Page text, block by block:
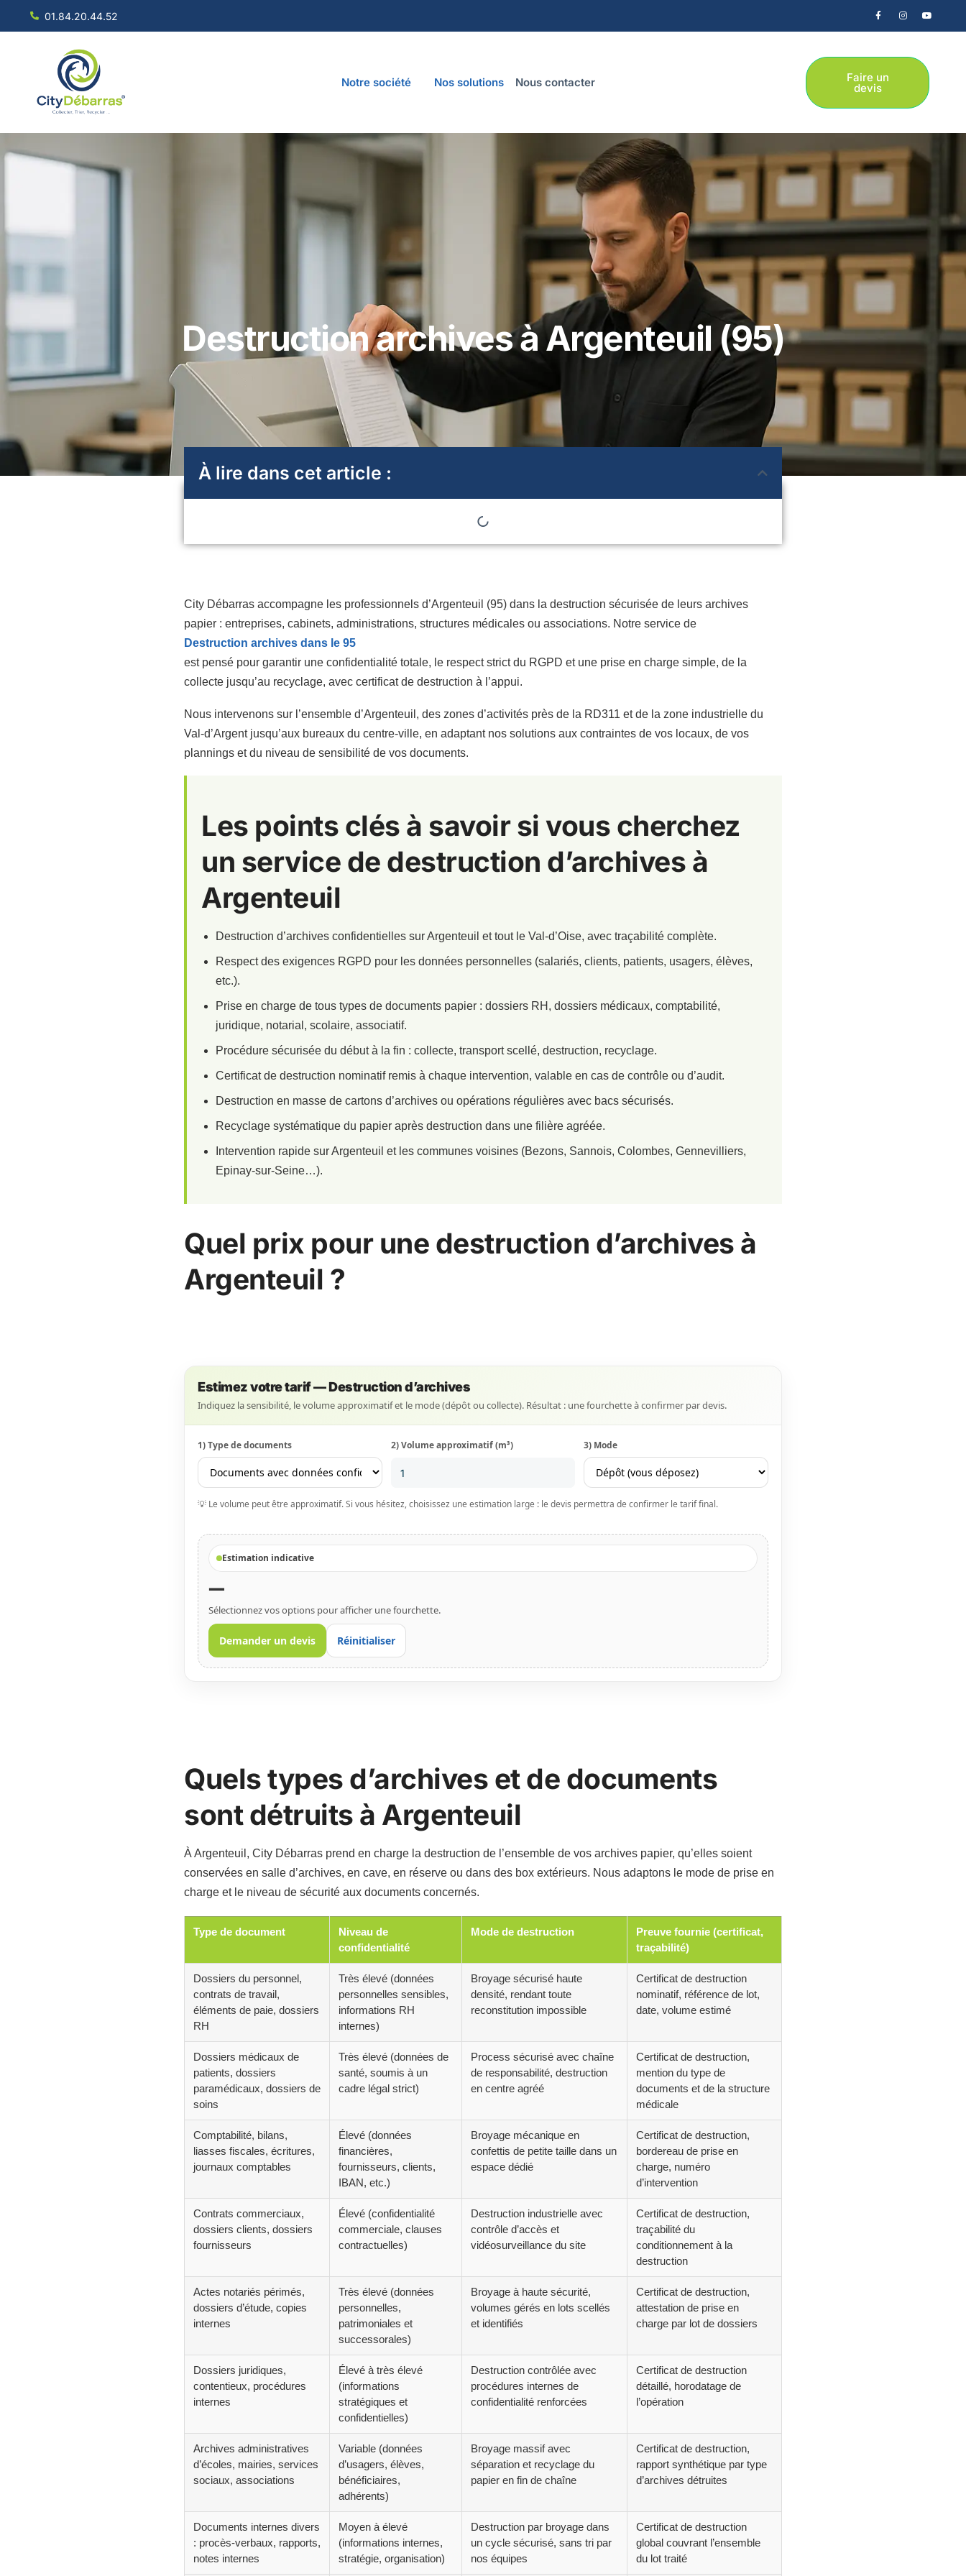
01.84.20.44.52
Notre société Nos solutions Nous contacter Faire un
devis
Destruction archives à Argenteuil (95)
À lire dans cet article :
City Débarras accompagne les professionnels d’Argenteuil (95) dans la destruction sécurisée de leurs archives
papier : entreprises, cabinets, administrations, structures médicales ou associations. Notre service de
Destruction archives dans le 95
est pensé pour garantir une confidentialité totale, le respect strict du RGPD et une prise en charge simple, de la
collecte jusqu’au recyclage, avec certificat de destruction à l’appui.
Nous intervenons sur l’ensemble d’Argenteuil, des zones d’activités près de la RD311 et de la zone industrielle du
Val-d’Argent jusqu’aux bureaux du centre-ville, en adaptant nos solutions aux contraintes de vos locaux, de vos
plannings et du niveau de sensibilité de vos documents.
Les points clés à savoir si vous cherchez
un service de destruction d’archives à
Argenteuil
Destruction d’archives confidentielles sur Argenteuil et tout le Val-d’Oise, avec traçabilité complète.
Respect des exigences RGPD pour les données personnelles (salariés, clients, patients, usagers, élèves,
etc.).
Prise en charge de tous types de documents papier : dossiers RH, dossiers médicaux, comptabilité,
juridique, notarial, scolaire, associatif.
Procédure sécurisée du début à la fin : collecte, transport scellé, destruction, recyclage.
Certificat de destruction nominatif remis à chaque intervention, valable en cas de contrôle ou d’audit.
Destruction en masse de cartons d’archives ou opérations régulières avec bacs sécurisés.
Recyclage systématique du papier après destruction dans une filière agréée.
Intervention rapide sur Argenteuil et les communes voisines (Bezons, Sannois, Colombes, Gennevilliers,
Epinay-sur-Seine…).
Quel prix pour une destruction d’archives à
Argenteuil ?
Estimez votre tarif — Destruction d’archives
Indiquez la sensibilité, le volume approximatif et le mode (dépôt ou collecte). Résultat : une fourchette à confirmer par devis.
1) Type de documents 2) Volume approximatif (m³) 3) Mode
💡 Le volume peut être approximatif. Si vous hésitez, choisissez une estimation large : le devis permettra de confirmer le tarif final.
Estimation indicative
—
Sélectionnez vos options pour afficher une fourchette.
Demander un devis Réinitialiser
Quels types d’archives et de documents
sont détruits à Argenteuil
À Argenteuil, City Débarras prend en charge la destruction de l’ensemble de vos archives papier, qu’elles soient
conservées en salle d’archives, en cave, en réserve ou dans des box extérieurs. Nous adaptons le mode de prise en
charge et le niveau de sécurité aux documents concernés.
Type de document
Niveau de
confidentialité
Mode de destruction
Preuve fournie (certificat,
traçabilité)
Dossiers du personnel,
contrats de travail,
éléments de paie, dossiers
RH
Très élevé (données
personnelles sensibles,
informations RH
internes)
Broyage sécurisé haute
densité, rendant toute
reconstitution impossible
Certificat de destruction
nominatif, référence de lot,
date, volume estimé
Dossiers médicaux de
patients, dossiers
paramédicaux, dossiers de
soins
Très élevé (données de
santé, soumis à un
cadre légal strict)
Process sécurisé avec chaîne
de responsabilité, destruction
en centre agréé
Certificat de destruction,
mention du type de
documents et de la structure
médicale
Comptabilité, bilans,
liasses fiscales, écritures,
journaux comptables
Élevé (données
financières,
fournisseurs, clients,
IBAN, etc.)
Broyage mécanique en
confettis de petite taille dans un
espace dédié
Certificat de destruction,
bordereau de prise en
charge, numéro
d’intervention
Contrats commerciaux,
dossiers clients, dossiers
fournisseurs
Élevé (confidentialité
commerciale, clauses
contractuelles)
Destruction industrielle avec
contrôle d’accès et
vidéosurveillance du site
Certificat de destruction,
traçabilité du
conditionnement à la
destruction
Actes notariés périmés,
dossiers d’étude, copies
internes
Très élevé (données
personnelles,
patrimoniales et
successorales)
Broyage à haute sécurité,
volumes gérés en lots scellés
et identifiés
Certificat de destruction,
attestation de prise en
charge par lot de dossiers
Dossiers juridiques,
contentieux, procédures
internes
Élevé à très élevé
(informations
stratégiques et
confidentielles)
Destruction contrôlée avec
procédures internes de
confidentialité renforcées
Certificat de destruction
détaillé, horodatage de
l’opération
Archives administratives
d’écoles, mairies, services
sociaux, associations
Variable (données
d’usagers, élèves,
bénéficiaires,
adhérents)
Broyage massif avec
séparation et recyclage du
papier en fin de chaîne
Certificat de destruction,
rapport synthétique par type
d’archives détruites
Documents internes divers
: procès-verbaux, rapports,
notes internes
Moyen à élevé
(informations internes,
stratégie, organisation)
Destruction par broyage dans
un cycle sécurisé, sans tri par
nos équipes
Certificat de destruction
global couvrant l’ensemble
du lot traité